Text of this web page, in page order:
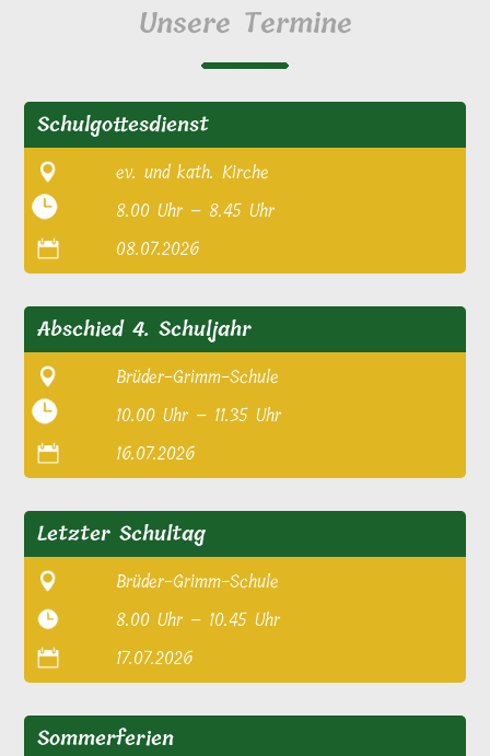
Unsere Termine
Schulgottesdienst
ev. und kath. Kirche
8.00 Uhr – 8.45 Uhr
08.07.2026
Abschied 4. Schuljahr
Brüder-Grimm-Schule
10.00 Uhr – 11.35 Uhr
16.07.2026
Letzter Schultag
Brüder-Grimm-Schule
8.00 Uhr – 10.45 Uhr
17.07.2026
Sommerferien